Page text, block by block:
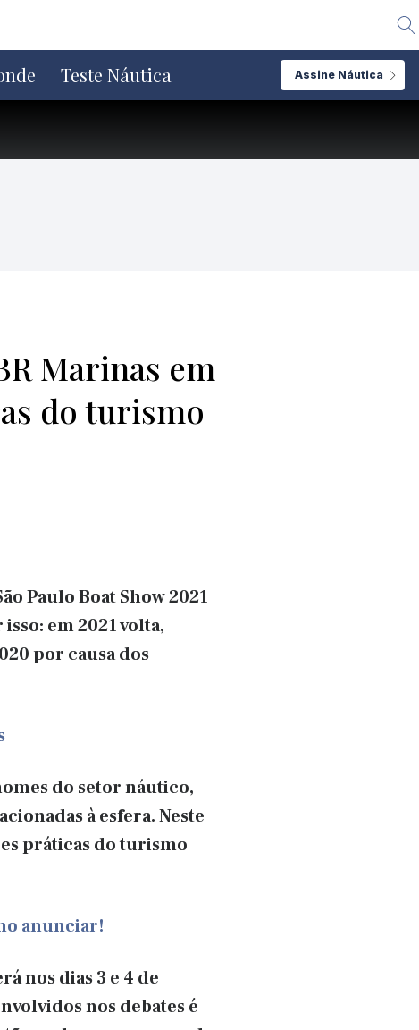
Teste Náutica Assine Náutica
Marinas em
do turismo
Paulo Boat Show 2021
em 2021 volta,
por causa dos
do setor náutico,
à esfera. Neste
práticas do turismo
anunciar!
nos dias 3 e 4 de
nos debates é